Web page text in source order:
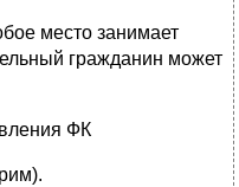
место занимает
гражданин может
ФК